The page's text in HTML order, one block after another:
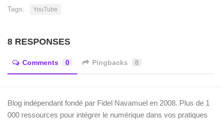
Tags: YouTube
8 RESPONSES
Comments 0 Pingbacks 8
Blog indépendant fondé par Fidel Navamuel en 2008. Plus de 1
000 ressources pour intégrer le numérique dans vos pratiques